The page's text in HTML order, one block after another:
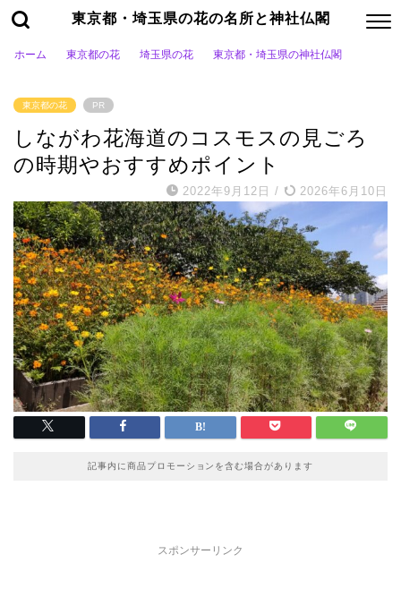
東京都・埼玉県の花の名所と神社仏閣
ホーム 東京都の花 埼玉県の花 東京都・埼玉県の神社仏閣
東京都の花 PR
しながわ花海道のコスモスの見ごろ
の時期やおすすめポイント
2022年9月12日 / 2026年6月10日
記事内に商品プロモーションを含む場合があります
スポンサーリンク